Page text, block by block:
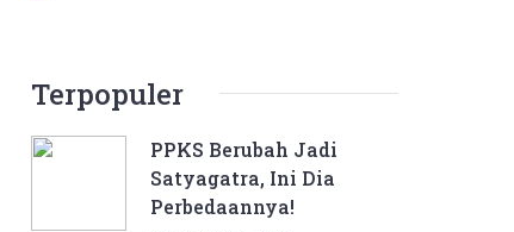
Terpopuler
PPKS Berubah Jadi
Satyagatra, Ini Dia
Perbedaannya!